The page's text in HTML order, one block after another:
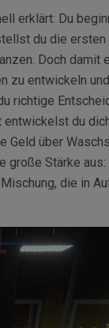
erklärt: Du
du die
Doch damit
zu entwickeln
richtige
du
über
große Stärke
die in